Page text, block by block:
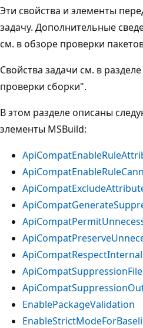
Эти свойства и элементы
задачу. Дополнительные
см. в обзоре проверки
Свойства задачи см. в разделе
проверки сборки".
В этом разделе описаны
элементы MSBuild:
ApiCompatSuppressionFile
EnablePackageValidation